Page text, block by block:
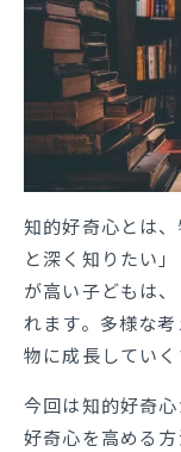
知的好奇心とは
と深く知りたい
が高い子どもは
れます。多様な
物に成長していく
今回は知的好奇
好奇心を高める